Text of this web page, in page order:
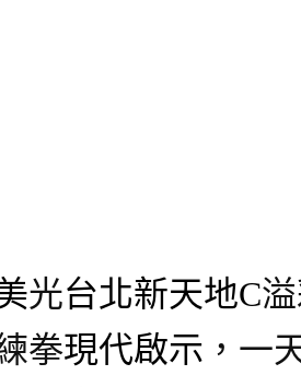
光台北新天地C
拳現代啟示 ，一